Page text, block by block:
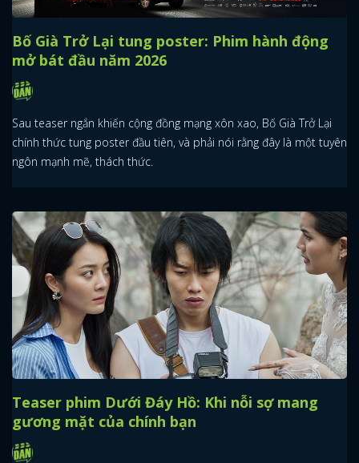
Bố Già Trở Lại tung poster: Phim hành động
mở bát đầu năm 2026
Sau teaser ngắn khiến cộng đồng mạng xôn xao, Bố Già Trở Lại
chính thức tung poster đầu tiên, và phải nói rằng đây là một tuyên
ngôn mạnh mẽ, thách thức.
Teaser phim Dưới Đáy Hồ: Khi nỗi sợ mang
gương mặt của chính bạn